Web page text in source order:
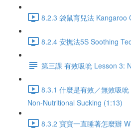
8.2.3 袋鼠育兒法 Kangaroo
8.2.4 安撫法5S Soothing
第三課 有效吸吮 Lesson 3:
8.3.1 什麼是有效／無效吸
Non-Nutritional Sucking (1:13)
8.3.2 寶寶一直睡著怎麼辦